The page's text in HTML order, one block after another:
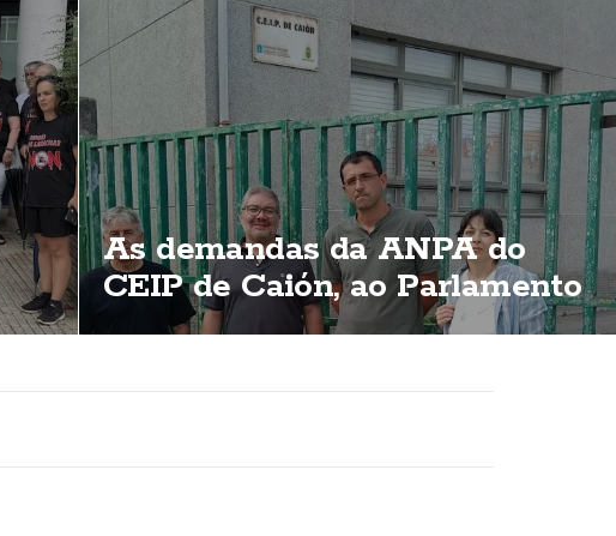
As demandas da ANPA do
CEIP de Caión, ao Parlamento